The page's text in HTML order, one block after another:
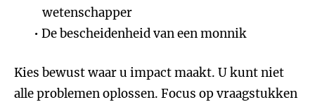
wetenschapper
De bescheidenheid van een monnik
Kies bewust waar u impact maakt. U kunt niet
alle problemen oplossen. Focus op vraagstukken